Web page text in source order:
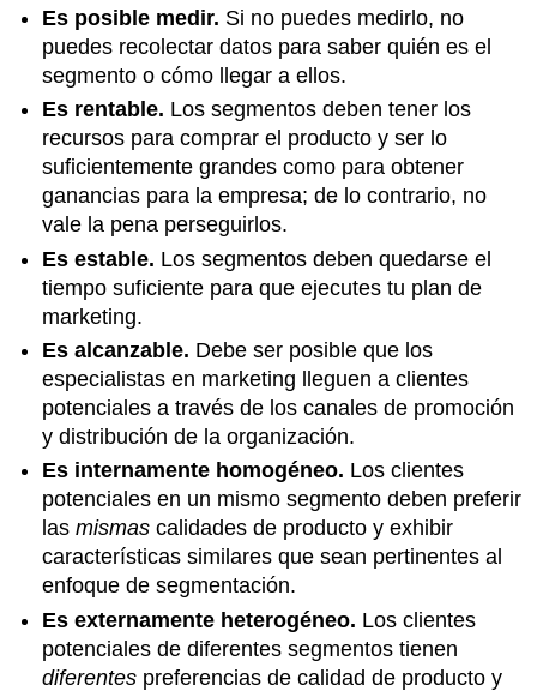
Es posible medir. Si no puedes medirlo, no
puedes recolectar datos para saber quién es el
segmento o cómo llegar a ellos.
Es rentable. Los segmentos deben tener los
recursos para comprar el producto y ser lo
suficientemente grandes como para obtener
ganancias para la empresa; de lo contrario, no
vale la pena perseguirlos.
Es estable. Los segmentos deben quedarse el
tiempo suficiente para que ejecutes tu plan de
marketing.
Es alcanzable. Debe ser posible que los
especialistas en marketing lleguen a clientes
potenciales a través de los canales de promoción
y distribución de la organización.
Es internamente homogéneo. Los clientes
potenciales en un mismo segmento deben preferir
lasmismas calidades de producto y exhibir
características similares que sean pertinentes al
enfoque de segmentación.
Es externamente heterogéneo. Los clientes
potenciales de diferentes segmentos tienen
diferentes preferencias de calidad de producto y